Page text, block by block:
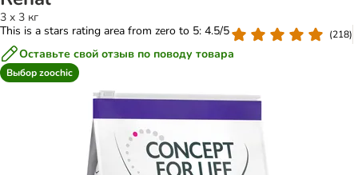
3 x 3 кг
This is a stars rating area from zero to 5: 4.5/5
(218)
Оставьте свой отзыв по поводу товара
Выбор zoochic